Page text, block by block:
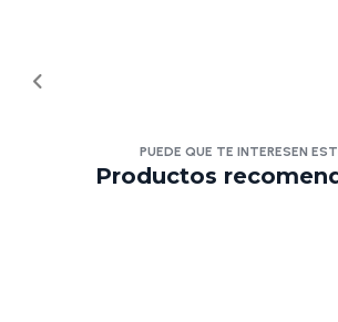
PUEDE QUE TE INTERESEN
Productos